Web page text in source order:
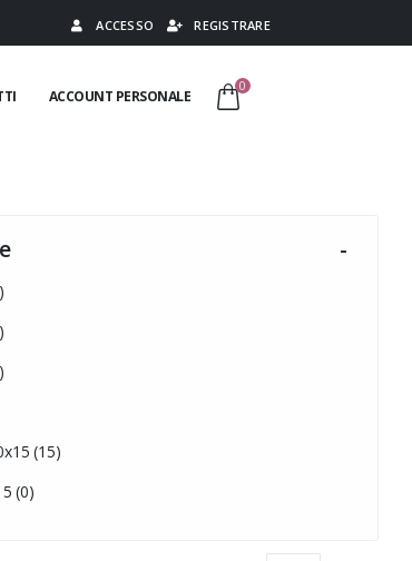
ACCESSO REGISTRARE
ACCOUNT PERSONALE
0
-
(15)
(0)